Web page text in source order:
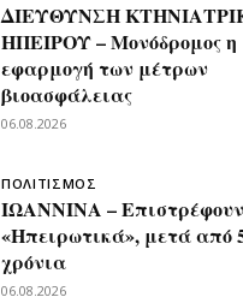
ΔΙΕΥΘΥΝΣΗ
ΗΠΕΙΡΟΥ – Μονόδρομος η
εφαρμογή των μέτρων
βιοασφάλειας
06.08.2026
ΠΟΛΙΤΙΣΜΟΣ
ΙΩΑΝΝΙΝΑ –
«Ηπειρωτικά», μετά από
χρόνια
06.08.2026